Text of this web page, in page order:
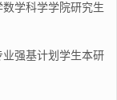
学科学学院研究生
强基计划学生本研